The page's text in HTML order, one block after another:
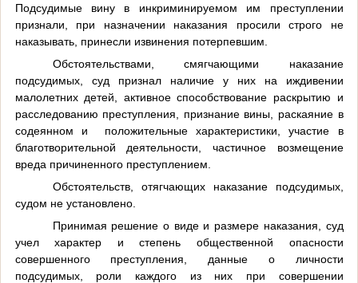
Подсудимые вину в инкриминируемом им преступлении
признали, при назначении наказания просили строго не
наказывать, принесли извинения потерпевшим.
Обстоятельствами, смягчающими наказание
подсудимых, суд признал наличие у них на иждивении
малолетних детей, активное способствование раскрытию и
расследованию преступления, признание вины, раскаяние в
содеянном и
положительные характеристики, участие в
благотворительной деятельности, частичное возмещение
вреда причиненного преступлением.
Обстоятельств, отягчающих наказание подсудимых,
судом не установлено.
Принимая решение о виде и размере наказания, суд
учел характер и степень общественной опасности
совершенного преступления, данные о личности
подсудимых, роли каждого из них при совершении